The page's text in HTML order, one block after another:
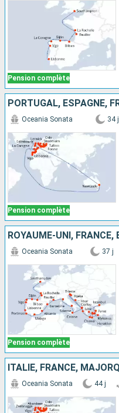
Pension complète
Pension complète
Oceania Sonata 34 j
Pension complète
Oceania Sonata 37 j
Oceania Sonata 44 j